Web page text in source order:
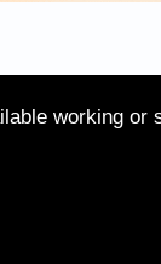
working or